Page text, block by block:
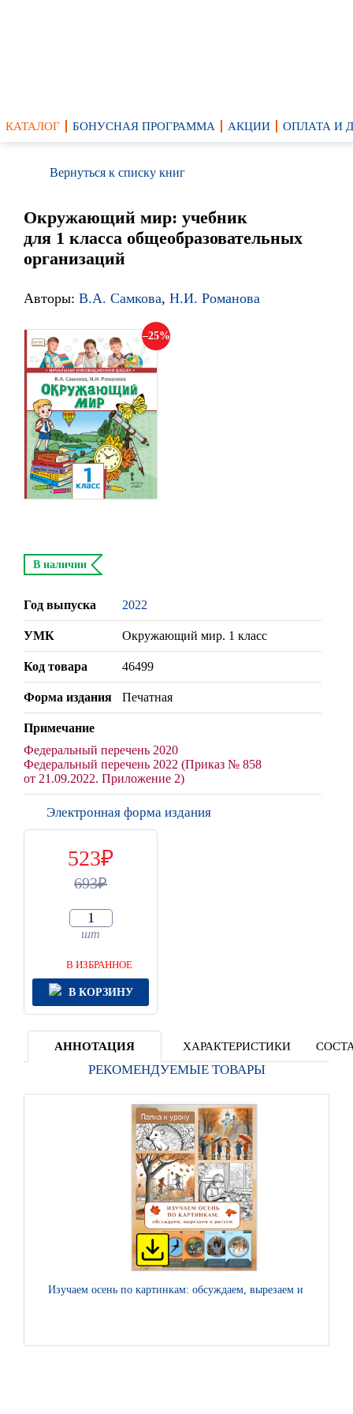
КАТАЛОГ БОНУСНАЯ ПРОГРАММА АКЦИИ ОПЛАТА И
Вернуться к списку книг
Окружающий мир: учебник
для 1 класса общеобразовательных
организаций
Авторы: В.А. Самкова, Н.И. Романова
25
В наличии
Год выпуска 2022
УМК Окружающий мир. 1 класс
Код товара 46499
Форма издания Печатная
Примечание
Федеральный перечень 2020
Федеральный перечень 2022 (Приказ № 858
от 21.09.2022. Приложение 2)
Электронная форма издания
523
693
шт
В ИЗБРАННОЕ
В КОРЗИНУ
АННОТАЦИЯ ХАРАКТЕРИСТИКИ
РЕКОМЕНДУЕМЫЕ ТОВАРЫ
Изучаем осень по картинкам: обсуждаем, вырезаем и рисуем